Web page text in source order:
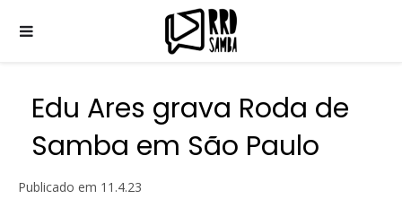
Edu Ares grava Roda de
Samba em São Paulo
Publicado em 11.4.23